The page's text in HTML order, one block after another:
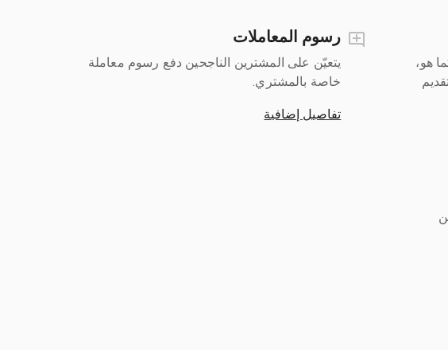
هو،
رسوم المعاملات
يتعيّن على المشترين الناجحين دفع رسوم معاملة
خاصة بالمشتري.
تفاصيل إضافية